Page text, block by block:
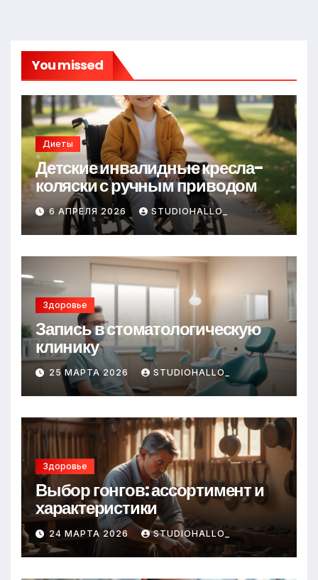
You missed
Диеты
Детские инвалидные кресла-
коляски с ручным приводом
6 АПРЕЛЯ 2026 STUDIOHALLO_
Здоровье
Запись в стоматологическую
клинику
25 МАРТА 2026 STUDIOHALLO_
Здоровье
Выбор гонгов: ассортимент и
характеристики
24 МАРТА 2026 STUDIOHALLO_